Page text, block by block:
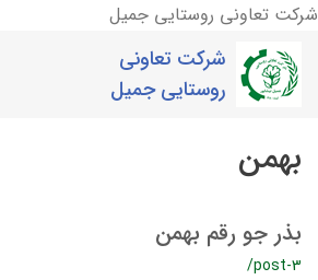
شرکت تعاونی روستایی جمیل
شرکت تعاونی
روستایی جمیل
بهمن
بذر جو رقم بهمن
/post-3